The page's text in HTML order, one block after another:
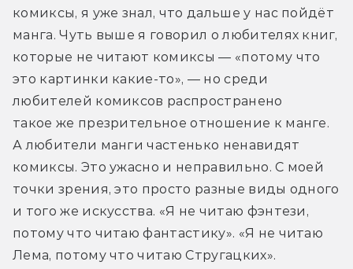
комиксы, я уже знал, что дальше у нас пойдёт
манга. Чуть выше я говорил о любителях книг,
которые не читают комиксы — «потому что
это картинки какие-то», — но среди
любителей комиксов распространено
такое же презрительное отношение к манге.
А любители манги частенько ненавидят
комиксы. Это ужасно и неправильно. С моей
точки зрения, это просто разные виды одного
и того же искусства. «Я не читаю фэнтези,
потому что читаю фантастику». «Я не читаю
Лема, потому что читаю Стругацких».